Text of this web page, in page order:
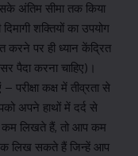
अंतिम सीमा तक किया
शक्तियों का उपयोग
करने पर ही ध्यान केंद्रित
पैदा करना चाहिए)।
कक्ष में तीव्रता से
अपने हाथों में दर्द से
कम लिखते हैं, तो आप कम
लिख सकते हैं जिन्हें आप